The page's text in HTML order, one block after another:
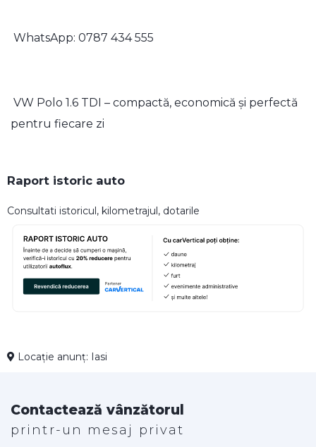
WhatsApp: 0787 434 555
VW Polo 1.6 TDI – compactă, economică și perfectă
pentru fiecare zi
Raport istoric auto
Consultati istoricul, kilometrajul, dotarile
Locație anunț: Iasi
Contactează vânzătorul
printr-un mesaj privat